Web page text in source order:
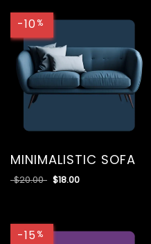
-10%
MINIMALISTIC SOFA
$20.00 $18.00
-15%